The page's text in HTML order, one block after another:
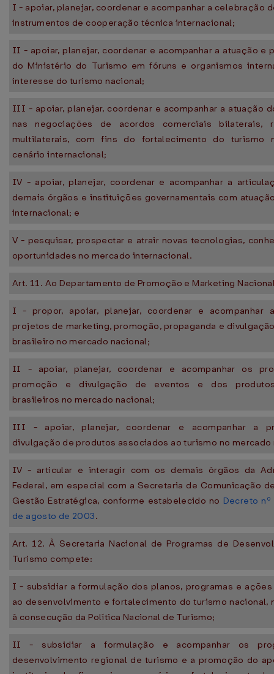
I - apoiar, planejar, coordenar e acompanhar a celebração
instrumentos de cooperação técnica internacional;
II - apoiar, planejar, coordenar e acompanhar a atuação e
do Ministério do Turismo em fóruns e organismos
interesse do turismo nacional;
III - apoiar, planejar, coordenar e acompanhar a atuação
nas negociações de acordos comerciais bilaterais,
multilaterais, com fins do fortalecimento do turismo
cenário internacional;
IV - apoiar, planejar, coordenar e acompanhar a
demais órgãos e instituições governamentais com
internacional; e
V - pesquisar, prospectar e atrair novas tecnologias,
oportunidades no mercado internacional.
Art. 11. Ao Departamento de Promoção e Marketing
I - propor, apoiar, planejar, coordenar e acompanhar
projetos de marketing, promoção, propaganda e
brasileiro no mercado nacional;
II - apoiar, planejar, coordenar e acompanhar os
promoção e divulgação de eventos e dos
brasileiros no mercado nacional;
III - apoiar, planejar, coordenar e acompanhar a
divulgação de produtos associados ao turismo no mercado
IV - articular e interagir com os demais órgãos da
Federal, em especial com a Secretaria de Comunicação
Gestão Estratégica, conforme estabelecido no Decreto
de agosto de 2003.
Art. 12. À Secretaria Nacional de Programas de
Turismo compete:
I - subsidiar a formulação dos planos, programas e
ao desenvolvimento e fortalecimento do turismo nacional,
à consecução da Política Nacional de Turismo;
II - subsidiar a formulação e acompanhar os
desenvolvimento regional de turismo e a promoção do